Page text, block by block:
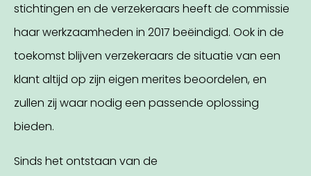
stichtingen en de verzekeraars heeft de commissie
haar werkzaamheden in 2017 beëindigd. Ook in de
toekomst blijven verzekeraars de situatie van een
klant altijd op zijn eigen merites beoordelen, en
zullen zij waar nodig een passende oplossing
bieden.
Sinds het ontstaan van de